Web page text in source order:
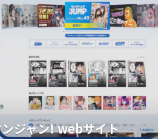
ジャン! webサイト